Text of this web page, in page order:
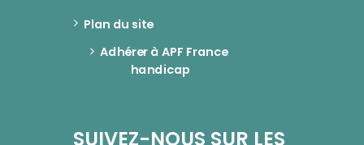
Plan du site
Adhérer à APF France
handicap
SUIVEZ-NOUS SUR LES